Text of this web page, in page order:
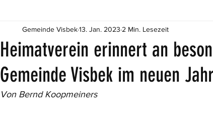
Heimatverein erinnert an
Gemeinde Visbek im neuen Jahr
Gemeinde Visbek13. Jan. 2023 2 Min. Lesezeit
Von Bernd Koopmeiners